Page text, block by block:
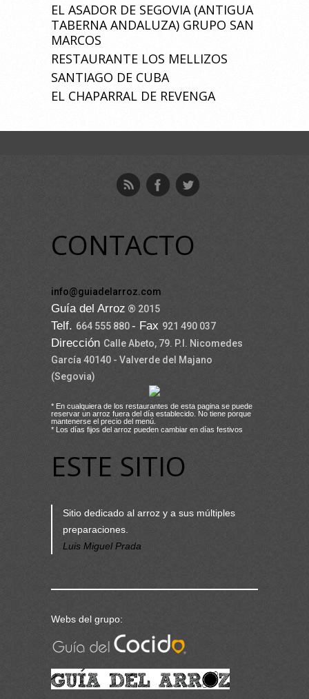
EL ASADOR DE SEGOVIA (ANTIGUA
TABERNA ANDALUZA) GRUPO SAN
MARCOS
RESTAURANTE LOS MELLIZOS
SANTIAGO DE CUBA
EL CHAPARRAL DE REVENGA
CONTACTO
info@guiadelarroz.com
Guía del Arroz ® 2015
Telf. 664 555 880- Fax 921 490 037
Dirección Calle Abeto, 79. P.I. Nicomedes
García 40140 - Valverde del Majano
(Segovia)
* En cualquiera de los restaurantes de esta pagina se puede
reservar un arroz fuera del día establecido. No tiene porque
mantenerse el precio del menú.
* Los días fijos del arroz pueden cambiar en días festivos
ESTE SITIO
Sitio dedicado al arroz y a sus múltiples
preparaciones.
Luis Miguel Prada
Webs del grupo: